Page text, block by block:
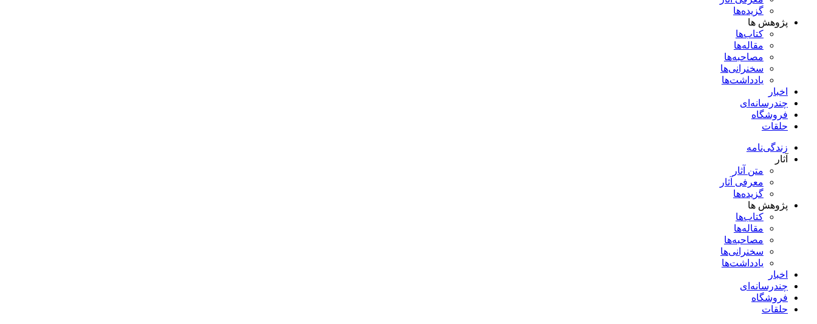
گزیده‌ها
پژوهش ها
کتاب‌ها
مقاله‌ها
مصاحبه‌ها
سخنرانی‌ها
یادداشت‌ها
اخبار
چندرسانه‌ای
فروشگاه
حلقات
زندگی‌نامه
آثار
متن آثار
معرفی آثار
گزیده‌ها
پژوهش ها
کتاب‌ها
مقاله‌ها
مصاحبه‌ها
سخنرانی‌ها
یادداشت‌ها
اخبار
چندرسانه‌ای
فروشگاه
حلقات